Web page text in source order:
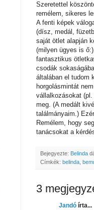
Szeretettel
remélem, sikeres
A fenti képek
(dísz, medál,
saját ötlet alapján
(milyen ügyes is
fantasztikus
csodák
általában el tudom
horgolásmintát
vállalkozásokat
meg. (A medált
találmányaim.)
Remélem, hogy
tanácsokat a
Bejegyezte: Belinda
Címkék: belinda,
3
Jandó írta...